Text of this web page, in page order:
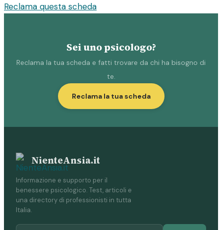
Reclama questa scheda
Sei uno psicologo?
Reclama la tua scheda e fatti trovare da chi ha bisogno di
te.
Reclama la tua scheda
NienteAnsia.it
Informazione e supporto per il
benessere psicologico. Test, articoli e
una directory di professionisti in tutta
Italia.